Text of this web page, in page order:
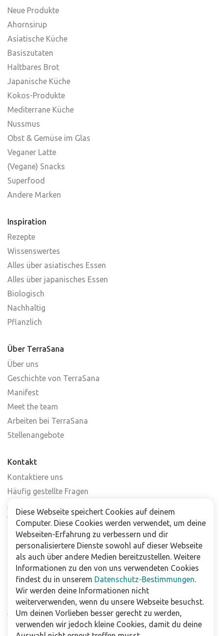
Neue Produkte
Ahornsirup
Asiatische Küche
Basiszutaten
Haltbares Brot
Japanische Küche
Kokos-Produkte
Mediterrane Küche
Nussmus
Obst & Gemüse im Glas
Veganer Latte
(Vegane) Snacks
Superfood
Andere Marken
Inspiration
Rezepte
Wissenswertes
Alles über asiatisches Essen
Alles über japanisches Essen
Biologisch
Nachhaltig
Pflanzlich
Über TerraSana
Über uns
Geschichte von TerraSana
Manifest
Meet the team
Arbeiten bei TerraSana
Stellenangebote
Kontakt
Kontaktiere uns
Häufig gestellte Fragen
Abonniere unseren Newsletter
Verkaufsstellen
Für Unternehmen
Downloads
Impressum
Datenschutzbestimmungen
Allgemeine Verkaufs- und Lieferbedingungen
Haftungsausschluss
Diese Webseite speichert Cookies auf deinem
Computer. Diese Cookies werden verwendet, um deine
Webseiten-Erfahrung zu verbessern und dir
personalisiertere Dienste sowohl auf dieser Webseite
als auch über andere Medien bereitzustellen. Weitere
Informationen zu den von uns verwendeten Cookies
findest du in unserem Datenschutz-Bestimmungen.
Wir werden deine Informationen nicht
weiterverwenden, wenn du unsere Webseite besuchst.
Um deinen Vorlieben besser gerecht zu werden,
verwenden wir jedoch kleine Cookies, damit du deine